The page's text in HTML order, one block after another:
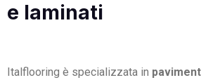
e laminati
Italflooring è specializzata in